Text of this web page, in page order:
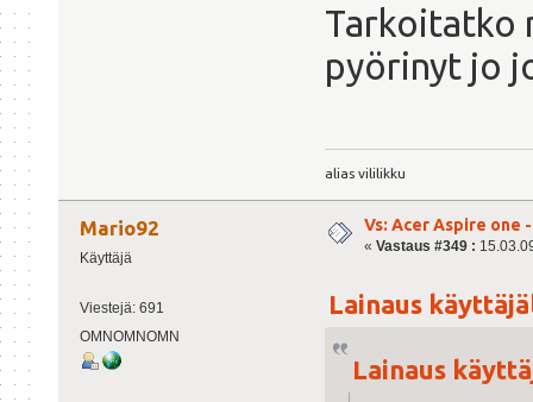
Tarkoitatko
pyörinyt jo
alias vililikku
Mario92
Käyttäjä
Viestejä: 691
OMNOMNOMN
Vs: Acer Aspire one
« Vastaus #349 :
Lainaus
Lainaus